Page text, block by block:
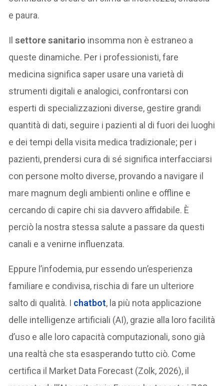
e paura.
Ilsettore sanitario insomma non è estraneo a
queste dinamiche. Per i professionisti, fare
medicina significa saper usare una varietà di
strumenti digitali e analogici, confrontarsi con
esperti di specializzazioni diverse, gestire grandi
quantità di dati, seguire i pazienti al di fuori dei luoghi
e dei tempi della visita medica tradizionale; per i
pazienti, prendersi cura di sé significa interfacciarsi
con persone molto diverse, provando a navigare il
mare magnum degli ambienti online e offline e
cercando di capire chi sia davvero affidabile. È
perciò la nostra stessa salute a passare da questi
canali e a venirne influenzata.
Eppure l’infodemia, pur essendo un’esperienza
familiare e condivisa, rischia di fare un ulteriore
salto di qualità. I chatbot, la più nota applicazione
delle intelligenze artificiali (AI), grazie alla loro facilità
d’uso e alle loro capacità computazionali, sono già
una realtà che sta esasperando tutto ciò. Come
certifica il Market Data Forecast (Zolk, 2026), il